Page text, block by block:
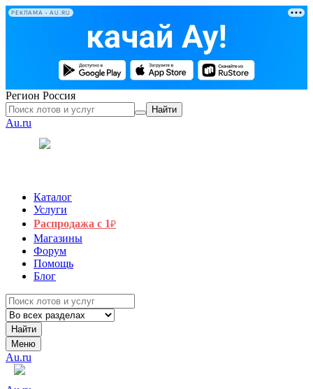
РЕКЛАМА • AU.RU
Регион Россия
Найти
Au.ru
Каталог
Услуги
Распродажа с 1₽
Магазины
Форум
Помощь
Блог
Найти
Меню
Au.ru